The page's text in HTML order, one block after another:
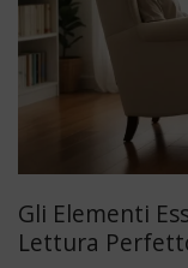
Gli Elementi
Lettura